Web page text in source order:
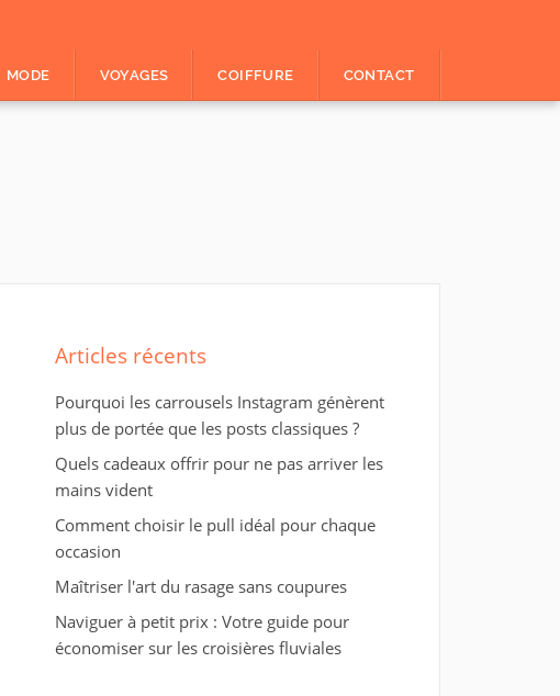
MODE VOYAGES COIFFURE CONTACT
Articles récents
Pourquoi les carrousels Instagram génèrent
plus de portée que les posts classiques ?
Quels cadeaux offrir pour ne pas arriver les
mains vident
Comment choisir le pull idéal pour chaque
occasion
Maîtriser l'art du rasage sans coupures
Naviguer à petit prix : Votre guide pour
économiser sur les croisières fluviales